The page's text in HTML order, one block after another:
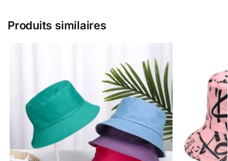
Produits similaires